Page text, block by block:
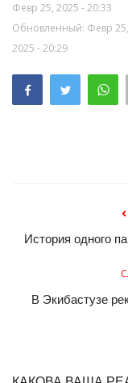
Февр 25, 2025 - 20:33
Обновленный: Февр 25,
2025 - 20:29
История одного
В Экибастузе